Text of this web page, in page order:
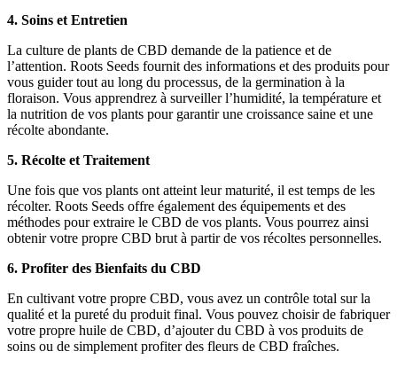
4. Soins et Entretien
La culture de plants de CBD demande de la patience et de
l’attention. Roots Seeds fournit des informations et des produits pour
vous guider tout au long du processus, de la germination à la
floraison. Vous apprendrez à surveiller l’humidité, la température et
la nutrition de vos plants pour garantir une croissance saine et une
récolte abondante.
5. Récolte et Traitement
Une fois que vos plants ont atteint leur maturité, il est temps de les
récolter. Roots Seeds offre également des équipements et des
méthodes pour extraire le CBD de vos plants. Vous pourrez ainsi
obtenir votre propre CBD brut à partir de vos récoltes personnelles.
6. Profiter des Bienfaits du CBD
En cultivant votre propre CBD, vous avez un contrôle total sur la
qualité et la pureté du produit final. Vous pouvez choisir de fabriquer
votre propre huile de CBD, d’ajouter du CBD à vos produits de
soins ou de simplement profiter des fleurs de CBD fraîches.